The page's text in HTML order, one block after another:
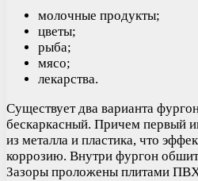
молочные продукты;
цветы;
рыба;
мясо;
лекарства.
Существует два варианта
бескаркасный. Причем первый
из металла и пластика, что
коррозию. Внутри фургон
Зазоры проложены плитами